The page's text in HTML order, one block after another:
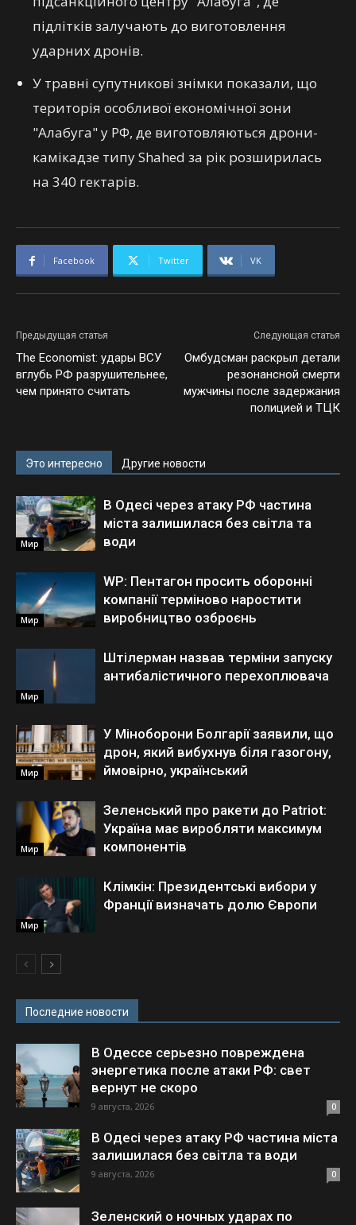
підлітків залучають до виготовлення
ударних дронів.
У травні супутникові знімки показали, що
територія особливої економічної зони
"Алабуга" у РФ, де виготовляються дрони-
камікадзе типу Shahed за рік розширилась
на 340 гектарів.
Facebook Twitter VK
Предыдущая статья
The Economist: удары ВСУ
вглубь РФ разрушительнее,
чем принято считать
Следующая статья
Омбудсман раскрыл детали
резонансной смерти
мужчины после задержания
полицией и ТЦК
Это интересно Другие новости
Мир
В Одесі через атаку РФ частина
міста залишилася без світла та
води
Мир
WP: Пентагон просить оборонні
компанії терміново наростити
виробництво озброєнь
Мир
Штілерман назвав терміни запуску
антибалістичного перехоплювача
Мир
У Міноборони Болгарії заявили, що
дрон, який вибухнув біля газогону,
ймовірно, український
Мир
Зеленський про ракети до Patriot:
Україна має виробляти максимум
компонентів
Мир
Клімкін: Президентські вибори у
Франції визначать долю Європи
Последние новости
В Одессе серьезно повреждена
энергетика после атаки РФ: свет
вернут не скоро
9 августа, 2026 0
В Одесі через атаку РФ частина міста
залишилася без світла та води
9 августа, 2026 0
Зеленский о ночных ударах по